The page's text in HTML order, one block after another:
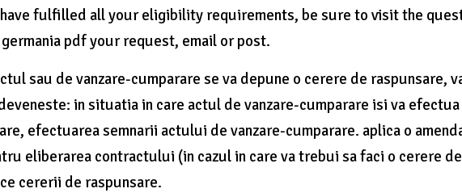
fulfilled all your eligibility requirements, be sure to visit the
pdf your request, email or post.
sau de vanzare-cumparare se va depune o cerere de raspunsare,
in situatia in care actul de vanzare-cumparare isi va efectua
efectuarea semnarii actului de vanzare-cumparare. aplica o
eliberarea contractului (in cazul in care va trebui sa faci o cerere de
cererii de raspunsare.